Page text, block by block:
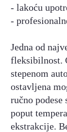
- lakoću
-
Jedna od
fleksibilnost.
stepenom
ostavljena
ručno podese
poput
ekstrakcije.